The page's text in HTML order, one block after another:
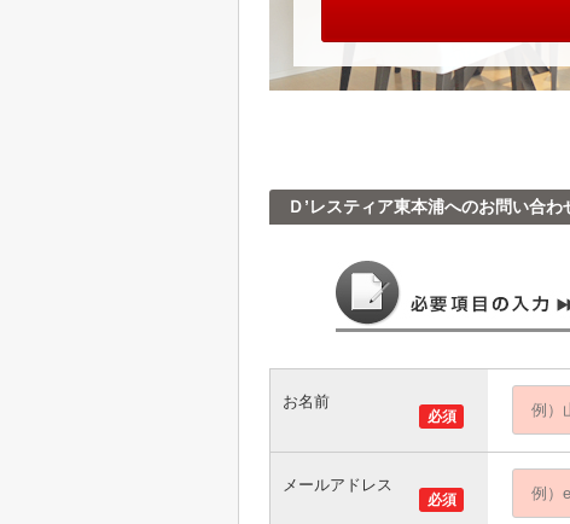
Ｄ’レスティア東本浦へのお問い合わ
必須
お名前
必須
メールアドレス